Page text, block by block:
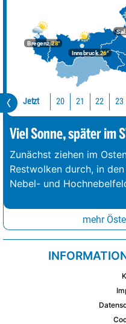
Bregenz28°
Innsbruck26°
Jetzt 20 21 22 23
Viel Sonne, später im
Zunächst ziehen im
Restwolken durch, in
Nebel- und
mehr